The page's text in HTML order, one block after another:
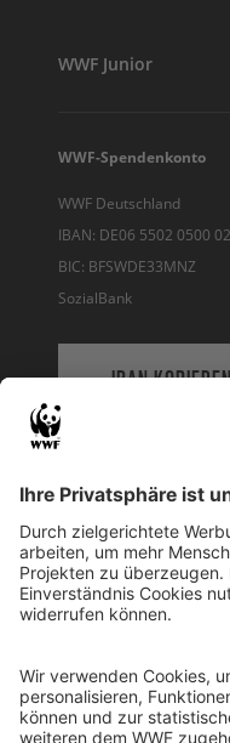
WWF Junior
WWF-Spendenkonto
WWF Deutschland
IBAN: DE06 5502 0500
BIC: BFSWDE33MNZ
SozialBank
IBAN
WWF Deutschland
Reinhardtstr. 18
10117 Berlin
Ihre Spende kann